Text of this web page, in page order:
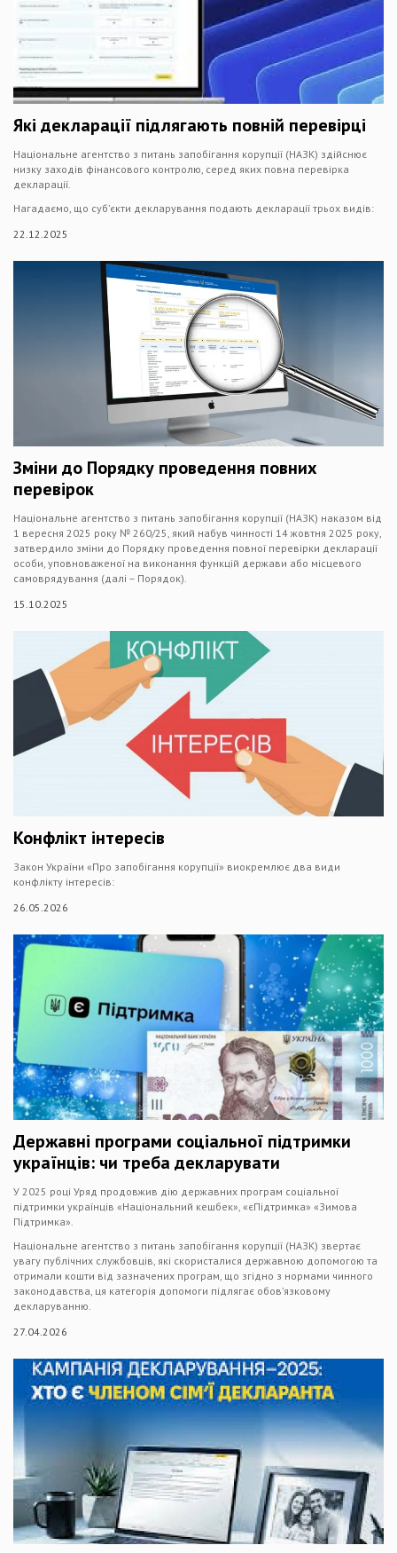
Які декларації підлягають повній перевірці
Національне агентство з питань запобігання корупції (НАЗК) здійснює
низку заходів фінансового контролю, серед яких повна перевірка
декларації.
Нагадаємо, що субʼєкти декларування подають декларації трьох видів:
22.12.2025
Зміни до Порядку проведення повних
перевірок
Національне агентство з питань запобігання корупції (НАЗК) наказом від
1 вересня 2025 року № 260/25, який набув чинності 14 жовтня 2025 року,
затвердило зміни до Порядку проведення повної перевірки декларації
особи, уповноваженої на виконання функцій держави або місцевого
самоврядування (далі – Порядок).
15.10.2025
Конфлікт інтересів
Закон України «Про запобігання корупції» виокремлює два види
конфлікту інтересів:
26.05.2026
Державні програми соціальної підтримки
українців: чи треба декларувати
У 2025 році Уряд продовжив дію державних програм соціальної
підтримки українців «Національний кешбек», «єПідтримка» «Зимова
Підтримка».
Національне агентство з питань запобігання корупції (НАЗК) звертає
увагу публічних службовців, які скористалися державною допомогою та
отримали кошти від зазначених програм, що згідно з нормами чинного
законодавства, ця категорія допомоги підлягає обов’язковому
декларуванню.
27.04.2026